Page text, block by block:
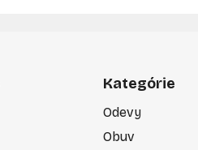
Kategórie
Odevy
Obuv